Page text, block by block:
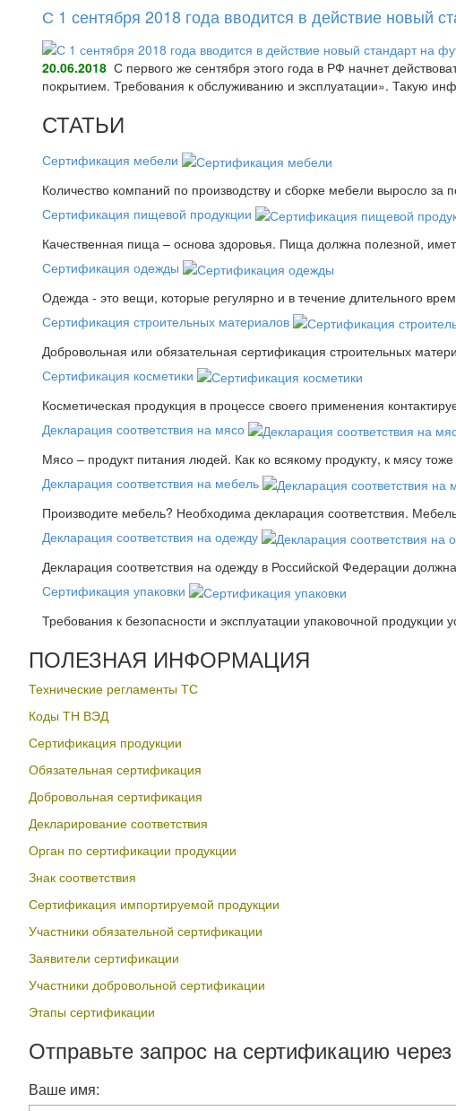
С 1 сентября 2018 года вводится в действие новый
20.06.2018 С первого же сентября этого года в РФ начнет
покрытием. Требования к обслуживанию и эксплуатации». Такую
СТАТЬИ
Сертификация мебели
Количество компаний по производству и сборке мебели выросло за
Сертификация пищевой продукции
Качественная пища – основа здоровья. Пища должна полезной,
Сертификация одежды
Одежда - это вещи, которые регулярно и в течение длительного
Сертификация строительных материалов
Добровольная или обязательная сертификация строительных
Сертификация косметики
Косметическая продукция в процессе своего применения
Декларация соответствия на мясо
Мясо – продукт питания людей. Как ко всякому продукту, к мясу
Декларация соответствия на мебель
Производите мебель? Необходима декларация соответствия.
Декларация соответствия на одежду
Декларация соответствия на одежду в Российской Федерации
Сертификация упаковки
Требования к безопасности и эксплуатации упаковочной
ПОЛЕЗНАЯ ИНФОРМАЦИЯ
Технические регламенты ТС
Коды ТН ВЭД
Сертификация продукции
Обязательная сертификация
Добровольная сертификация
Декларирование соответствия
Орган по сертификации продукции
Знак соответствия
Сертификация импортируемой продукции
Участники обязательной сертификации
Заявители сертификации
Участники добровольной сертификации
Этапы сертификации
Отправьте запрос на сертификацию
Ваше имя: